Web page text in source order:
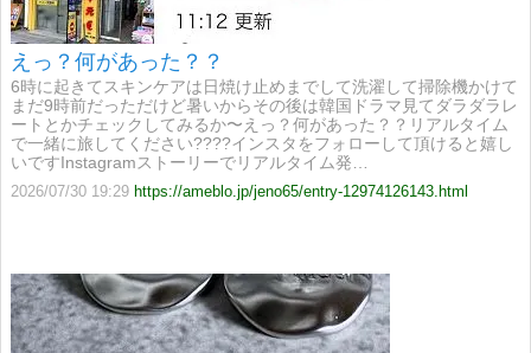
えっ？何があった？？
6時に起きてスキンケアは日焼け止めまでして洗濯して掃除機かけて
まだ9時前だっただけど暑いからその後は韓国ドラマ見てダラダラレ
ートとかチェックしてみるか〜えっ？何があった？？リアルタイム
で一緒に旅してください????インスタをフォローして頂けると嬉し
いですInstagramストーリーでリアルタイム発…
2026/07/30 19:29 https://ameblo.jp/jeno65/entry-12974126143.html